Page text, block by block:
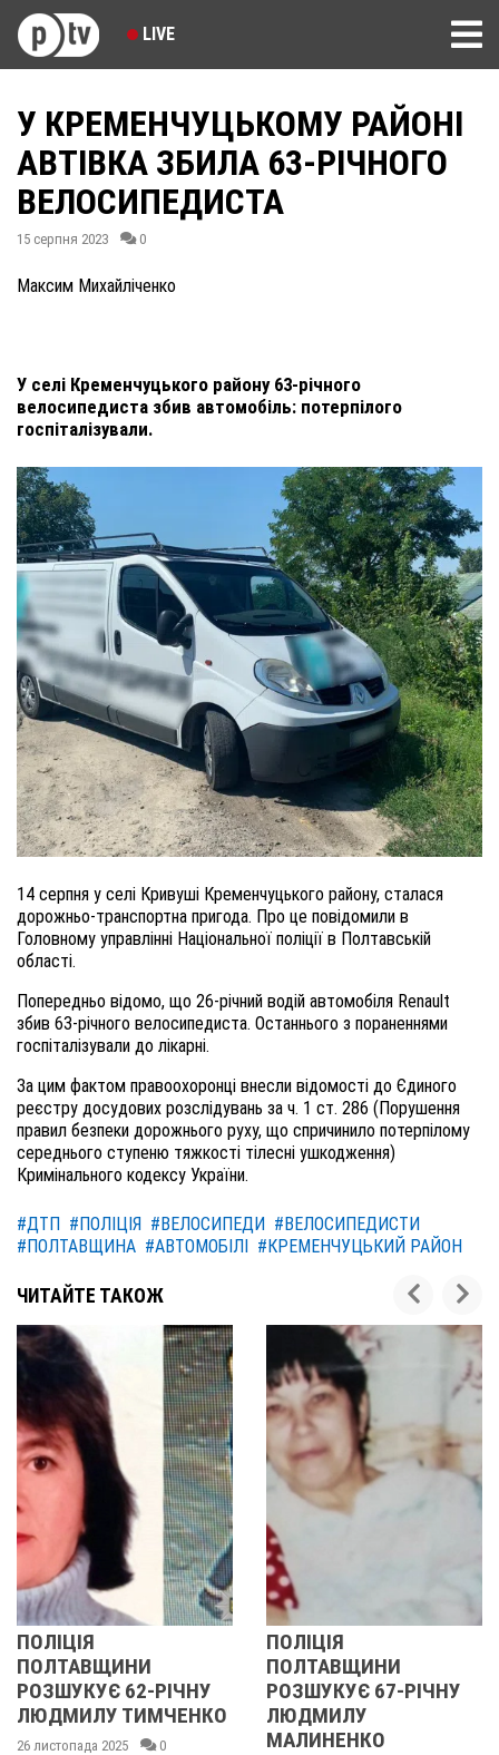
LIVE
У КРЕМЕНЧУЦЬКОМУ РАЙОНІ
АВТІВКА ЗБИЛА 63-РІЧНОГО
ВЕЛОСИПЕДИСТА
15 серпня 2023 0
Максим Михайліченко
У селі Кременчуцького району 63-річного
велосипедиста збив автомобіль: потерпілого
госпіталізували.
14 серпня у селі Кривуші Кременчуцького району, сталася
дорожньо-транспортна пригода. Про це повідомили в
Головному управлінні Національної поліції в Полтавській
області.
Попередньо відомо, що 26-річний водій автомобіля Renault
збив 63-річного велосипедиста. Останнього з пораненнями
госпіталізували до лікарні.
За цим фактом правоохоронці внесли відомості до Єдиного
реєстру досудових розслідувань за ч. 1 ст. 286 (Порушення
правил безпеки дорожнього руху, що спричинило потерпілому
середнього ступеню тяжкості тілесні ушкодження)
Кримінального кодексу України.
#ДТП #ПОЛІЦІЯ #ВЕЛОСИПЕДИ #ВЕЛОСИПЕДИСТИ
#ПОЛТАВЩИНА #АВТОМОБІЛІ #КРЕМЕНЧУЦЬКИЙ РАЙОН
ЧИТАЙТЕ ТАКОЖ
ПОЛТАВЩИНИ
РОЗШУКУЄ 67-РІЧНУ
ЛЮДМИЛУ
МАЛИНЕНКО
ОБЛАСТІ
РІЧНУ ЗОЮ
14 листопада 2025